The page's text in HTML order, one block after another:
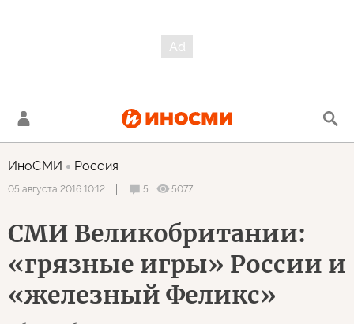
ИноСМИ Россия
05 августа 2016 10:12 5 5077
СМИ Великобритании:
«грязные игры» России и
«железный Феликс»